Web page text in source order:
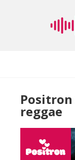
Positron
reggae